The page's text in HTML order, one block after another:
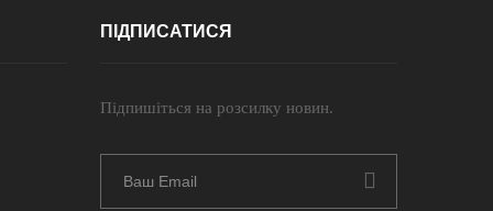
ПІДПИСАТИСЯ
Підпишіться на розсилку новин.